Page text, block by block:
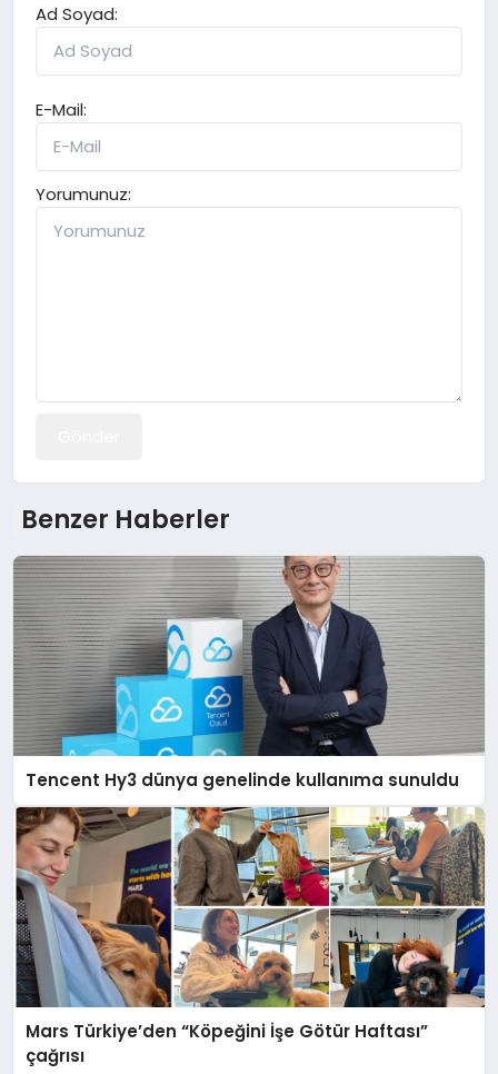
Ad Soyad:
E-Mail:
Yorumunuz:
Benzer Haberler
Tencent Hy3 dünya genelinde kullanıma sunuldu
Mars Türkiye’den “Köpeğini İşe Götür Haftası”
çağrısı